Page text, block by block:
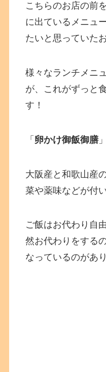
こちらのお店の前
に出ているメニュ
たいと思っていた
様々なランチメニ
が、これがずっと
す！
「 卵かけ御飯御膳
大阪産と和歌山産
菜や薬味などが付
ご飯はお代わり自
然お代わりをする
なっているのがあ